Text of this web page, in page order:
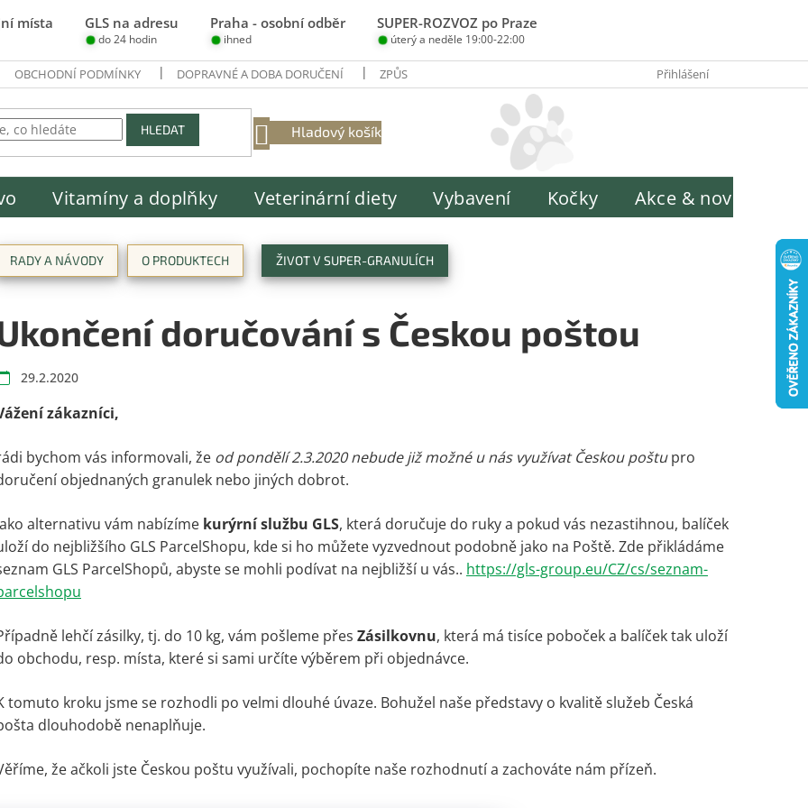
místa GLS na adresu Praha - osobní odběr SUPER-ROZVOZ po Praze
do 24 hodin ihned úterý a neděle 19:00-22:00
OBCHODNÍ PODMÍNKY DOPRAVNÉ A DOBA DORUČENÍ ZPŮSOBY PLATBY INFORMACE O ZPRACOVÁNÍ OSOBNÍCH ÚDAJŮ
Přihlášení
HLEDAT
NÁKUPNÍ
Hladový košík
Vitamíny a doplňky Veterinární diety Vybavení Kočky Akce & novinky
RADY A NÁVODY O PRODUKTECH ŽIVOT V SUPER-GRANULÍCH
doručování s Českou poštou
29.2.2020
zákazníci,
bychom vás informovali, že od pondělí 2.3.2020 nebude již možné u nás využívat Českou poštupro
objednaných granulek nebo jiných dobrot.
alternativu vám nabízíme kurýrní službu GLS, která doručuje do ruky a pokud vás nezastihnou, balíček
do nejbližšího GLS ParcelShopu, kde si ho můžete vyzvednout podobně jako na Poště. Zde přikládáme
GLS ParcelShopů, abyste se mohli podívat na nejbližší u vás.. https://gls-group.eu/CZ/cs/seznam-
lehčí zásilky, tj. do 10 kg, vám pošleme přes Zásilkovnu, která má tisíce poboček a balíček tak uloží
obchodu, resp. místa, které si sami určíte výběrem při objednávce.
tomuto kroku jsme se rozhodli po velmi dlouhé úvaze. Bohužel naše představy o kvalitě služeb Česká
dlouhodobě nenaplňuje.
že ačkoli jste Českou poštu využívali, pochopíte naše rozhodnutí a zachováte nám přízeň.